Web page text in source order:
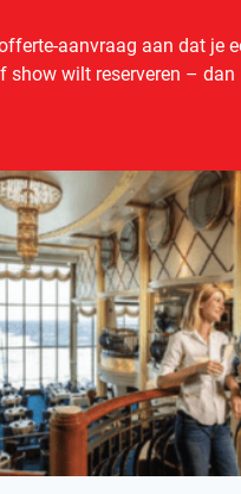
aanvraag aan dat je
show wilt reserveren – dan